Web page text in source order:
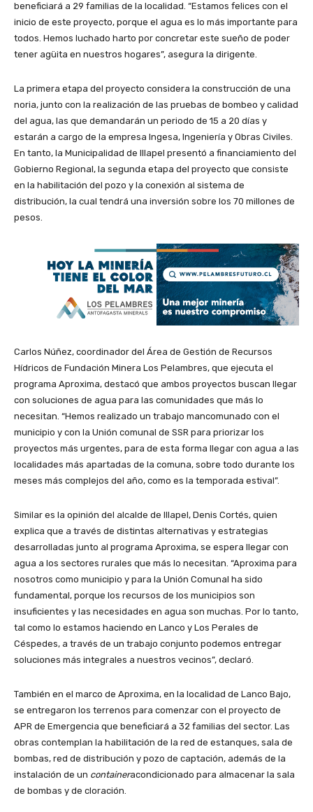
beneficiará a 29 familias de la localidad. “Estamos felices con el
inicio de este proyecto, porque el agua es lo más importante para
todos. Hemos luchado harto por concretar este sueño de poder
tener agüita en nuestros hogares”, asegura la dirigente.
La primera etapa del proyecto considera la construcción de una
noria, junto con la realización de las pruebas de bombeo y calidad
del agua, las que demandarán un periodo de 15 a 20 días y
estarán a cargo de la empresa Ingesa, Ingeniería y Obras Civiles.
En tanto, la Municipalidad de Illapel presentó a financiamiento del
Gobierno Regional, la segunda etapa del proyecto que consiste
en la habilitación del pozo y la conexión al sistema de
distribución, la cual tendrá una inversión sobre los 70 millones de
pesos.
Carlos Núñez, coordinador del Área de Gestión de Recursos
Hídricos de Fundación Minera Los Pelambres, que ejecuta el
programa Aproxima, destacó que ambos proyectos buscan llegar
con soluciones de agua para las comunidades que más lo
necesitan. “Hemos realizado un trabajo mancomunado con el
municipio y con la Unión comunal de SSR para priorizar los
proyectos más urgentes, para de esta forma llegar con agua a las
localidades más apartadas de la comuna, sobre todo durante los
meses más complejos del año, como es la temporada estival”.
Similar es la opinión del alcalde de Illapel, Denis Cortés, quien
explica que a través de distintas alternativas y estrategias
desarrolladas junto al programa Aproxima, se espera llegar con
agua a los sectores rurales que más lo necesitan. “Aproxima para
nosotros como municipio y para la Unión Comunal ha sido
fundamental, porque los recursos de los municipios son
insuficientes y las necesidades en agua son muchas. Por lo tanto,
tal como lo estamos haciendo en Lanco y Los Perales de
Céspedes, a través de un trabajo conjunto podemos entregar
soluciones más integrales a nuestros vecinos”, declaró.
También en el marco de Aproxima, en la localidad de Lanco Bajo,
se entregaron los terrenos para comenzar con el proyecto de
APR de Emergencia que beneficiará a 32 familias del sector. Las
obras contemplan la habilitación de la red de estanques, sala de
bombas, red de distribución y pozo de captación, además de la
instalación de un containeracondicionado para almacenar la sala
de bombas y de cloración.